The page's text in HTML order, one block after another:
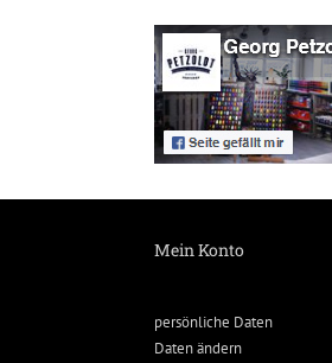
Mein Konto
persönliche Daten
Daten ändern